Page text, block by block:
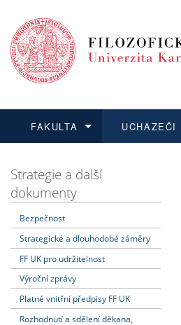
FAKULTA
Dozvědět se více
UCHAZEČI
Podat přihlášku
Dozvědět se více
Dozvědět se více
Dozvědět se více
Strategie a další
dokumenty
Bezpečnost
Strategické a dlouhodobé záměry
FF UK pro udržitelnost
Výroční zprávy
Platné vnitřní předpisy FF UK
Rozhodnutí a sdělení děkana,